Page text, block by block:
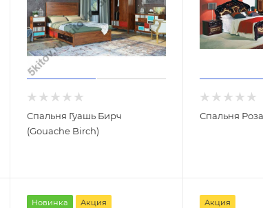
Спальня Гуашь Бирч
(Gouache Birch)
Спальня
Новинка Акция Акция